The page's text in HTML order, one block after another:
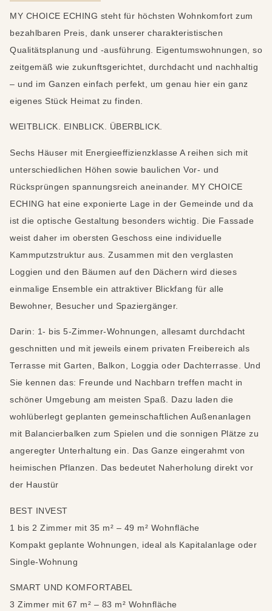
MY CHOICE ECHING steht für höchsten Wohnkomfort zum
bezahlbaren Preis, dank unserer charakteristischen
Qualitätsplanung und -ausführung. Eigentumswohnungen, so
zeitgemäß wie zukunftsgerichtet, durchdacht und nachhaltig
– und im Ganzen einfach perfekt, um genau hier ein ganz
eigenes Stück Heimat zu finden.
WEITBLICK. EINBLICK. ÜBERBLICK.
Sechs Häuser mit Energieeffizienzklasse A reihen sich mit
unterschiedlichen Höhen sowie baulichen Vor- und
Rücksprüngen spannungsreich aneinander. MY CHOICE
ECHING hat eine exponierte Lage in der Gemeinde und da
ist die optische Gestaltung besonders wichtig. Die Fassade
weist daher im obersten Geschoss eine individuelle
Kammputzstruktur aus. Zusammen mit den verglasten
Loggien und den Bäumen auf den Dächern wird dieses
einmalige Ensemble ein attraktiver Blickfang für alle
Bewohner, Besucher und Spaziergänger.
Darin: 1- bis 5-Zimmer-Wohnungen, allesamt durchdacht
geschnitten und mit jeweils einem privaten Freibereich als
Terrasse mit Garten, Balkon, Loggia oder Dachterrasse. Und
Sie kennen das: Freunde und Nachbarn treffen macht in
schöner Umgebung am meisten Spaß. Dazu laden die
wohlüberlegt geplanten gemeinschaftlichen Außenanlagen
mit Balancierbalken zum Spielen und die sonnigen Plätze zu
angeregter Unterhaltung ein. Das Ganze eingerahmt von
heimischen Pflanzen. Das bedeutet Naherholung direkt vor
der Haustür
BEST INVEST
1 bis 2 Zimmer mit 35 m² – 49 m² Wohnfläche
Kompakt geplante Wohnungen, ideal als Kapitalanlage oder
Single-Wohnung
SMART UND KOMFORTABEL
3 Zimmer mit 67 m² – 83 m² Wohnfläche